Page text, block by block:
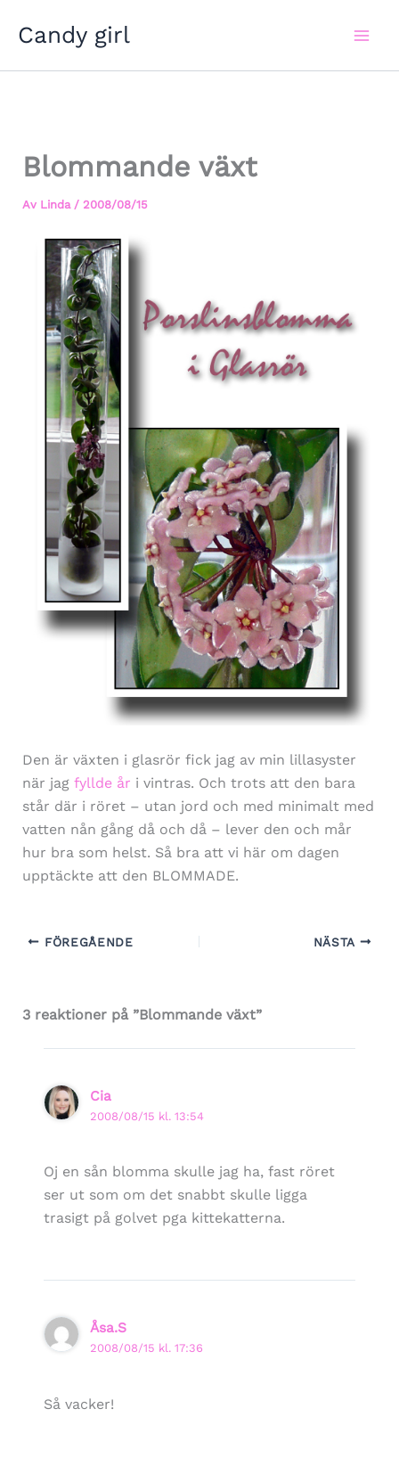
Candy girl
Blommande växt
Av Linda / 2008/08/15
Den är växten i glasrör fick jag av min lillasyster
när jag fyllde år i vintras. Och trots att den bara
står där i röret – utan jord och med minimalt med
vatten nån gång då och då – lever den och mår
hur bra som helst. Så bra att vi här om dagen
upptäckte att den BLOMMADE.
FÖREGÅENDE NÄSTA
3 reaktioner på ”Blommande växt”
Cia
2008/08/15 kl. 13:54
Oj en sån blomma skulle jag ha, fast röret
ser ut som om det snabbt skulle ligga
trasigt på golvet pga kittekatterna.
Åsa.S
2008/08/15 kl. 17:36
Så vacker!